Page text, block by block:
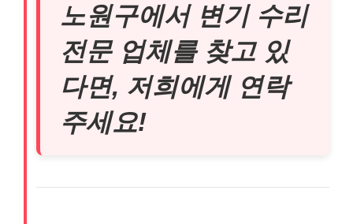
노원구에서 변기 수리
전문 업체를 찾고 있
다면, 저희에게 연락
주세요!